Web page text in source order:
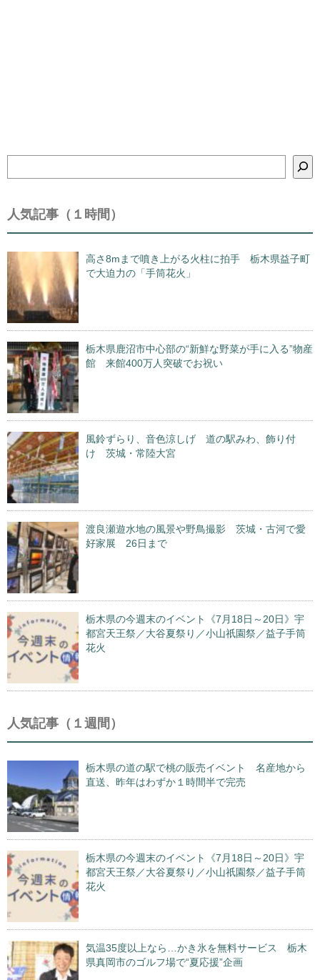
索
人気記事（１時間）
高さ8mまで噴き上がる火柱に拍手 栃木県益子町
で大迫力の「手筒花火」
栃木県鹿沼市中心部の“新鮮な野菜が手に入る”物産
館 来館400万人突破でお祝い
風鈴ずらり、音色涼しげ 道の駅みわ、飾り付
け 茨城・常陸大宮
渡良瀬遊水地の風景や野鳥撮影 茨城・古河で愛
好家展 26日まで
栃木県の今週末のイベント《7月18日～20日》宇
都宮天王祭／大谷夏祭り／小山祇園祭／益子手筒
花火
人気記事（１週間）
栃木県の道の駅で桃の販売イベント 名産地から
直送、昨年はわずか１時間半で完売
栃木県の今週末のイベント《7月18日～20日》宇
都宮天王祭／大谷夏祭り／小山祇園祭／益子手筒
花火
気温35度以上なら…かき氷を無料サービス 栃木
県真岡市のゴルフ場で“夏応援”企画